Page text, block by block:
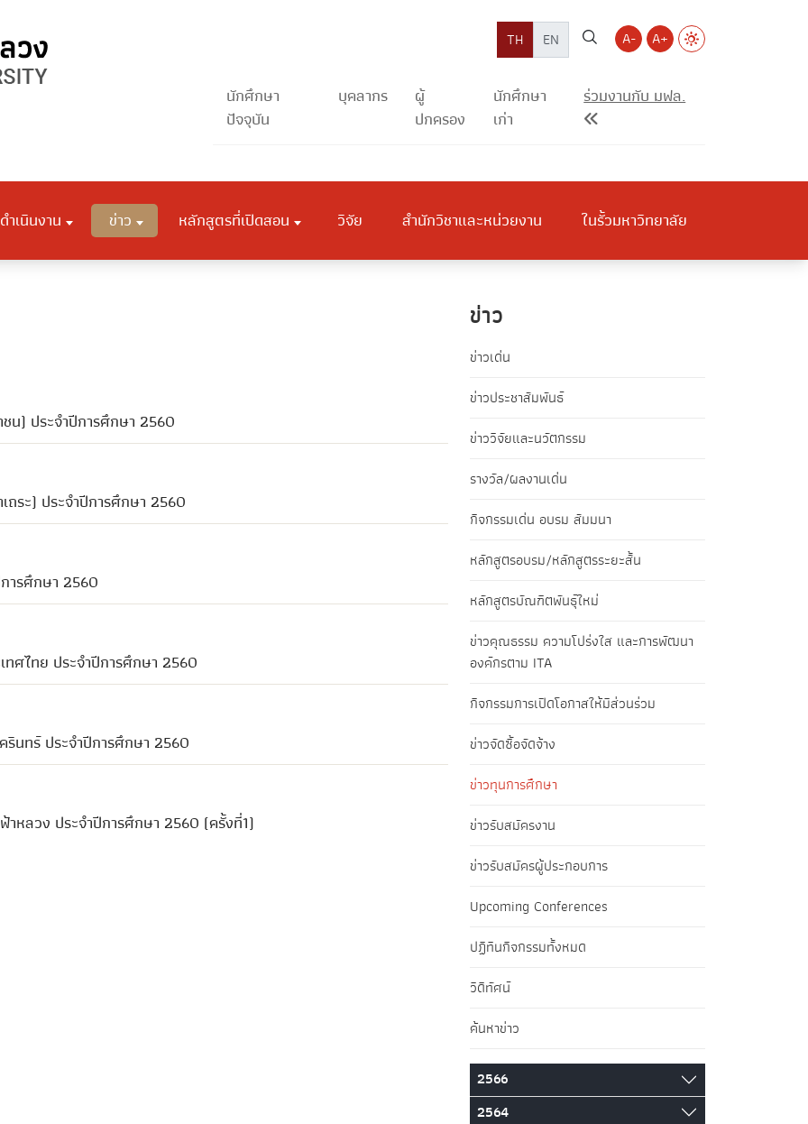
TH EN A- A+
นักศึกษา
ปัจจุบัน
บุคลากร
ผู้
ปกครอง
นักศึกษา
เก่า
ร่วมงานกับ มฟล.
ำเนินงาน ข่าว หลักสูตรที่เปิดสอน วิจัย สำนักวิชาและหน่วยงาน ในรั้วมหาวิทยาลัย
น) ประจำปีการศึกษา 2560
ถระ) ประจำปีการศึกษา 2560
ารศึกษา 2560
ทศไทย ประจำปีการศึกษา 2560
นทร์ ประจำปีการศึกษา 2560
หลวง ประจำปีการศึกษา 2560 (ครั้งที่1)
ข่าว
ข่าวเด่น
ข่าวประชาสัมพันธ์
ข่าววิจัยและนวัตกรรม
รางวัล/ผลงานเด่น
กิจกรรมเด่น อบรม สัมมนา
หลักสูตรอบรม/หลักสูตรระยะสั้น
หลักสูตรบัณฑิตพันธุ์ใหม่
ข่าวคุณธรรม ความโปร่งใส และการพัฒนา
องค์กรตาม ITA
กิจกรรมการเปิดโอกาสให้มีส่วนร่วม
ข่าวจัดซื้อจัดจ้าง
ข่าวทุนการศึกษา
ข่าวรับสมัครงาน
ข่าวรับสมัครผู้ประกอบการ
Upcoming Conferences
ปฏิทินกิจกรรมทั้งหมด
วิดีทัศน์
ค้นหาข่าว
2566
2564